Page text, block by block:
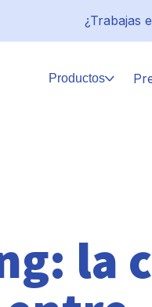
¿Trabajas
Productos
la